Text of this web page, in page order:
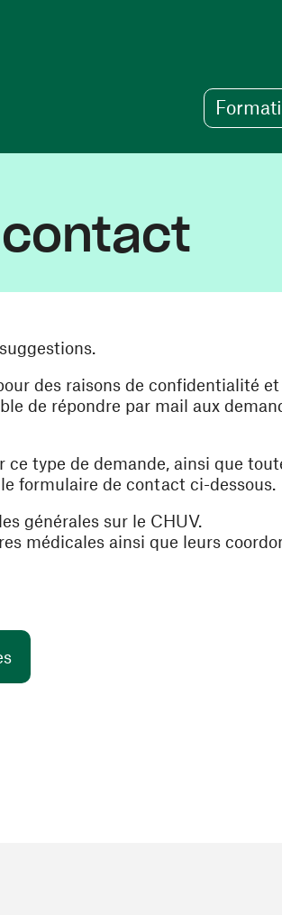
des raisons de confidentialité
de répondre par mail aux
ce type de demande, ainsi que
formulaire de contact ci-dessous.
générales sur le CHUV.
médicales ainsi que leurs